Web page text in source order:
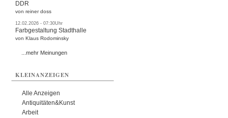
DDR
von reiner doss
12.02.2026 - 07:30Uhr
Farbgestaltung Stadthalle
von Klaus Rodominsky
...mehr Meinungen
KLEINANZEIGEN
Alle Anzeigen
Antiquitäten&Kunst
Arbeit